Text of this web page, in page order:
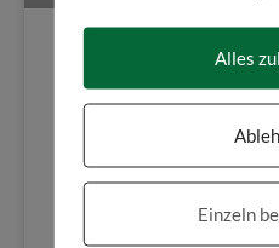
Gesammelte
Vorarlbergs:
museum in
In diesem Beitrag könnt ihr
Alles
Einzeln